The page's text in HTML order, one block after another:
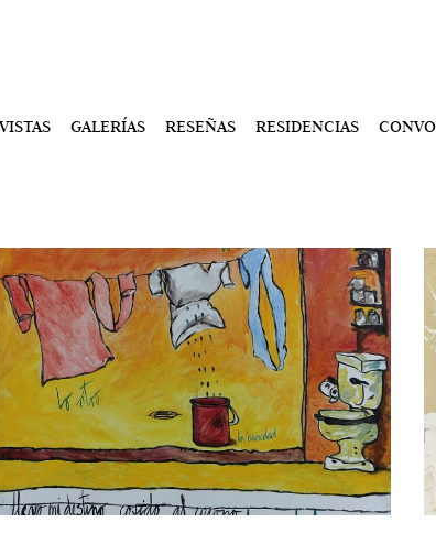
GALERÍAS RESEÑAS RESIDENCIAS